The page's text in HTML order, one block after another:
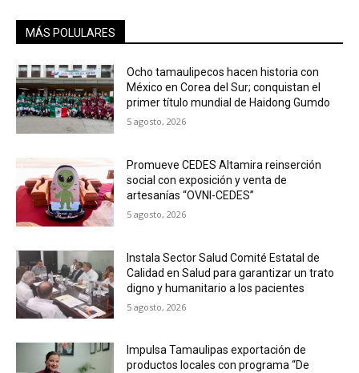
MÁS POLULARES
Ocho tamaulipecos hacen historia con
México en Corea del Sur; conquistan el
primer título mundial de Haidong Gumdo
5 agosto, 2026
Promueve CEDES Altamira reinserción
social con exposición y venta de
artesanías “OVNI-CEDES”
5 agosto, 2026
Instala Sector Salud Comité Estatal de
Calidad en Salud para garantizar un trato
digno y humanitario a los pacientes
5 agosto, 2026
Impulsa Tamaulipas exportación de
productos locales con programa “De